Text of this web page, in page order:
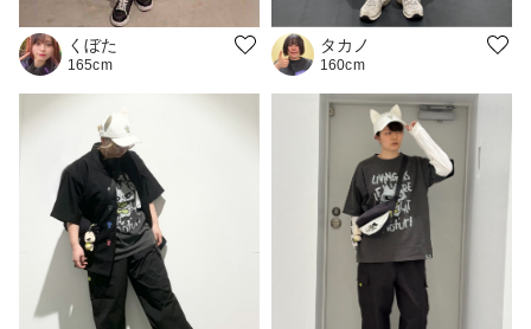
くぼた
165cm
タカノ
160cm